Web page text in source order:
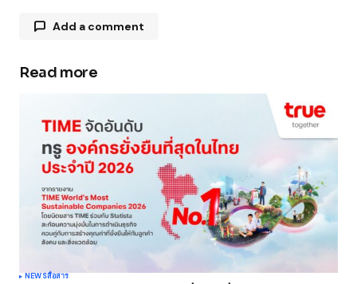
Add a comment
Your email address will not be published.
Comment*
Read more
NEWSสื่อสาร